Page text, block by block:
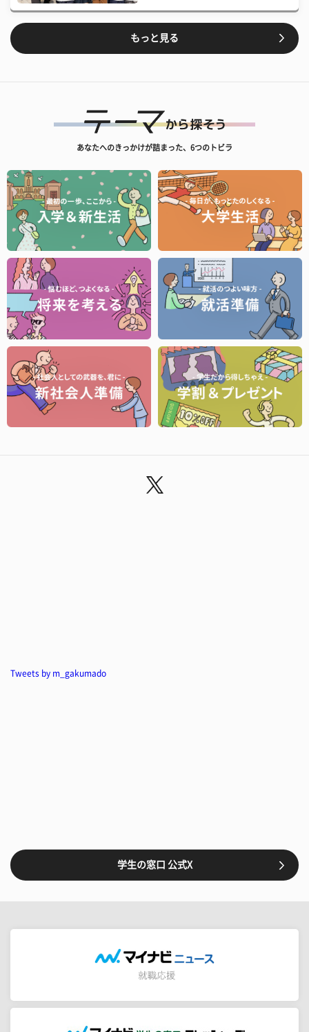
もっと見る
あなたへのきっかけが詰まった、6つのトビラ
Tweets by m_gakumado
学生の窓口 公式X